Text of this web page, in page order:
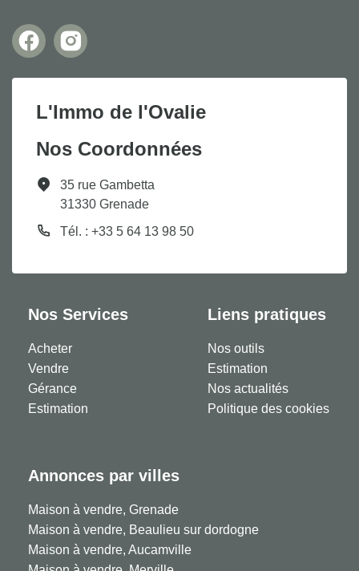
L'Immo de l'Ovalie
Nos Coordonnées
35 rue Gambetta
31330 Grenade
Tél. : +33 5 64 13 98 50
Nos Services
Acheter
Vendre
Gérance
Estimation
Liens pratiques
Nos outils
Estimation
Nos actualités
Politique des cookies
Annonces par villes
Maison à vendre, Grenade
Maison à vendre, Beaulieu sur dordogne
Maison à vendre, Aucamville